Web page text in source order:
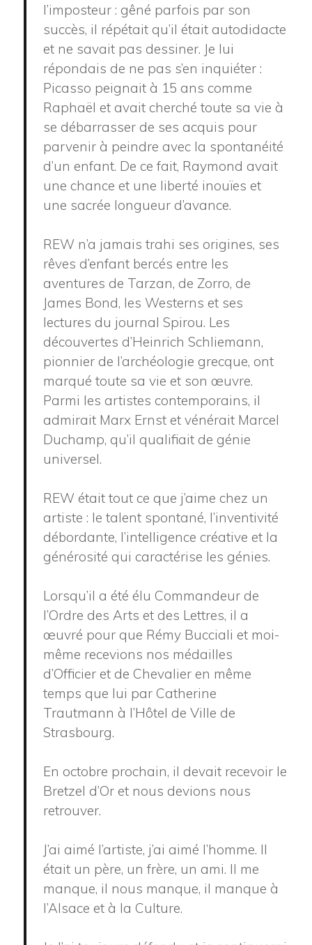
l’imposteur : gêné parfois par son
succès, il répétait qu’il était autodidacte
et ne savait pas dessiner. Je lui
répondais de ne pas s’en inquiéter :
Picasso peignait à 15 ans comme
Raphaël et avait cherché toute sa vie à
se débarrasser de ses acquis pour
parvenir à peindre avec la spontanéité
d’un enfant. De ce fait, Raymond avait
une chance et une liberté inouïes et
une sacrée longueur d’avance.
REW n’a jamais trahi ses origines, ses
rêves d’enfant bercés entre les
aventures de Tarzan, de Zorro, de
James Bond, les Westerns et ses
lectures du journal Spirou. Les
découvertes d’Heinrich Schliemann,
pionnier de l’archéologie grecque, ont
marqué toute sa vie et son œuvre.
Parmi les artistes contemporains, il
admirait Marx Ernst et vénérait Marcel
Duchamp, qu’il qualifiait de génie
universel.
REW était tout ce que j’aime chez un
artiste : le talent spontané, l’inventivité
débordante, l’intelligence créative et la
générosité qui caractérise les génies.
Lorsqu’il a été élu Commandeur de
l’Ordre des Arts et des Lettres, il a
œuvré pour que Rémy Bucciali et moi-
même recevions nos médailles
d’Officier et de Chevalier en même
temps que lui par Catherine
Trautmann à l’Hôtel de Ville de
Strasbourg.
En octobre prochain, il devait recevoir le
Bretzel d’Or et nous devions nous
retrouver.
J’ai aimé l’artiste, j’ai aimé l’homme. Il
était un père, un frère, un ami. Il me
manque, il nous manque, il manque à
l’Alsace et à la Culture.